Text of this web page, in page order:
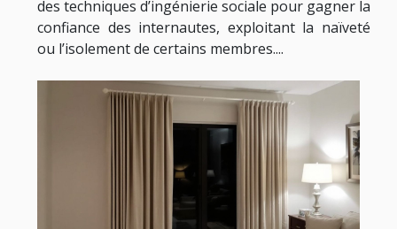
des techniques d’ingénierie sociale pour gagner la
confiance des internautes, exploitant la naïveté
ou l’isolement de certains membres....